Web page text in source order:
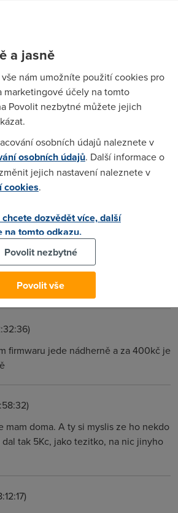
:p
jako speedtouch home, kupí si
firmwaru jede nádherně a za 400kč je
mam doma. A ty si myslis ze ho nekdo
tak 5Kc, jako tezitko, na nic jinyho
a jasně
nám umožníte použití cookies pro
marketingové účely na tomto
Povolit nezbytné můžete jejich
osobních údajů naleznete v
osobních údajů. Další informace o
jejich nastavení naleznete v
cookies.
dozvědět více, další
na tomto odkazu.
Povolit nezbytné
Povolit vše